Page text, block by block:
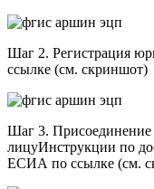
Шаг 2. Регистрация
ссылке (см. скриншот)
Шаг 3. Присоединение
лицуИнструкции по
ЕСИА по ссылке (см.